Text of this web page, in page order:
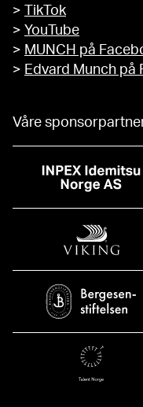
>
TikTok
> YouTube
> MUNCH på
> Edvard Munch på
Våre